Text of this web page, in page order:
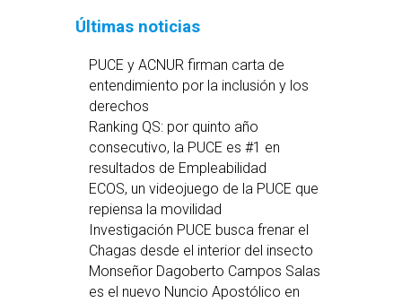
Últimas noticias
PUCE y ACNUR firman carta de
entendimiento por la inclusión y los
derechos
Ranking QS: por quinto año
consecutivo, la PUCE es #1 en
resultados de Empleabilidad
ECOS, un videojuego de la PUCE que
repiensa la movilidad
Investigación PUCE busca frenar el
Chagas desde el interior del insecto
Monseñor Dagoberto Campos Salas
es el nuevo Nuncio Apostólico en